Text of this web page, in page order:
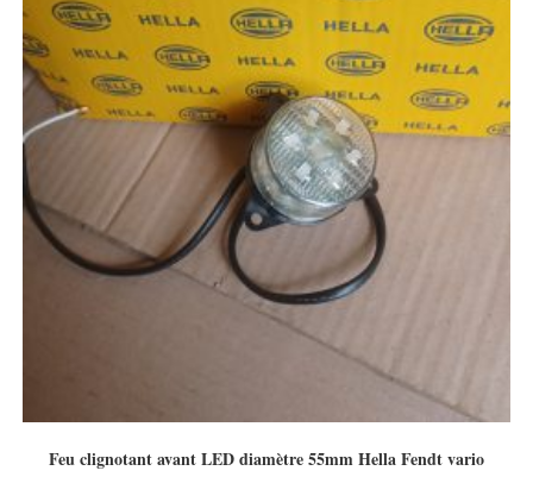
Feu clignotant avant LED diamètre 55mm Hella Fendt vario